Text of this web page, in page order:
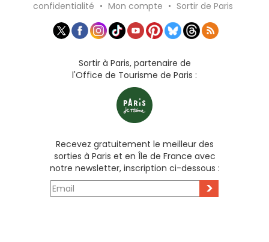
confidentialité • Mon compte • Sortir de Paris
Sortir à Paris, partenaire de
l'Office de Tourisme de Paris :
Recevez gratuitement le meilleur des
sorties à Paris et en Île de France avec
notre newsletter, inscription ci-dessous :
>